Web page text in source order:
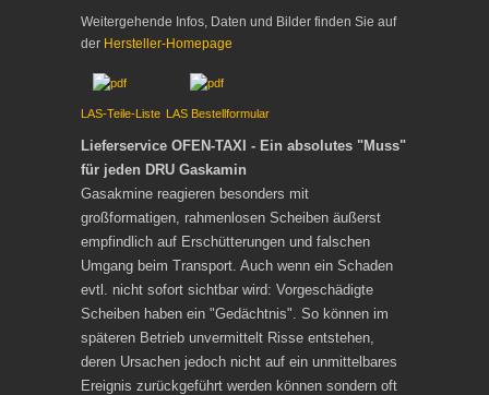
Weitergehende Infos, Daten und Bilder finden Sie auf
der Hersteller-Homepage
LAS-Teile-Liste LAS Bestellformular
Lieferservice OFEN-TAXI - Ein absolutes "Muss"
für jeden DRU Gaskamin
Gasakmine reagieren besonders mit
großformatigen, rahmenlosen Scheiben äußerst
empfindlich auf Erschütterungen und falschen
Umgang beim Transport. Auch wenn ein Schaden
evtl. nicht sofort sichtbar wird: Vorgeschädigte
Scheiben haben ein "Gedächtnis". So können im
späteren Betrieb unvermittelt Risse entstehen,
deren Ursachen jedoch nicht auf ein unmittelbares
Ereignis zurückgeführt werden können sondern oft